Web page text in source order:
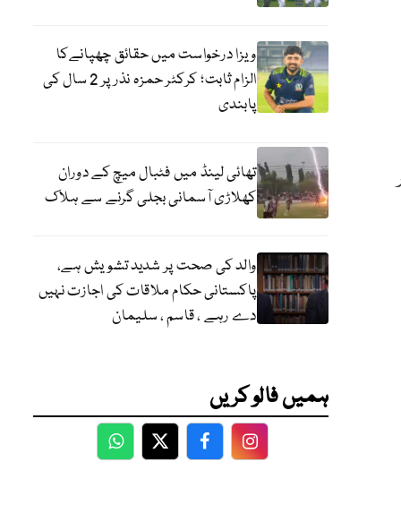
ویزا درخواست میں حقائق چھپانےکا
الزام ثابت؛ کرکٹر حمزہ نذر پر 2 سال کی
پابندی
تھائی لینڈ میں فٹبال میچ کے دوران
کھلاڑی آسمانی بجلی گرنے سے ہلاک
والد کی صحت پر شدید تشویش ہے،
پاکستانی حکام ملاقات کی اجازت نہیں
دے رہے ، قاسم ، سلیمان
ہمیں فالو کریں
WhatsApp
TwitterFacebookFacebook